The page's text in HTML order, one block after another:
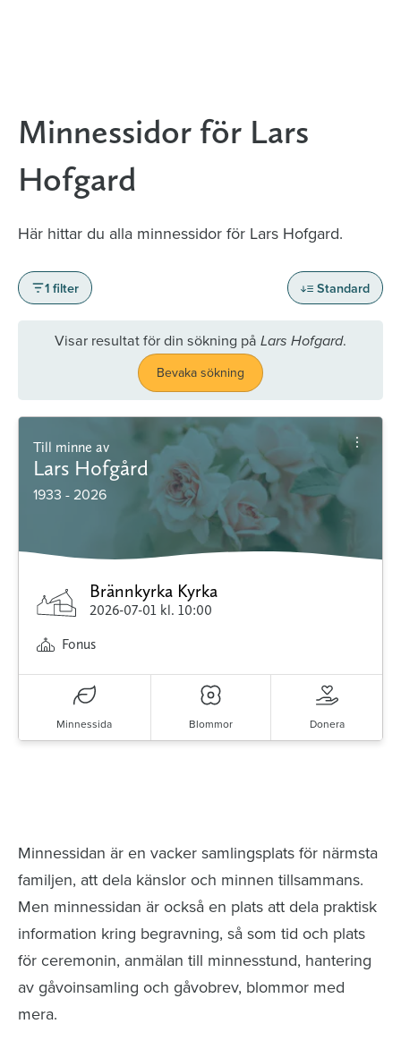
Minnessidor för Lars
Hofgard
Här hittar du alla minnessidor för Lars Hofgard.
1 filter Standard
Visar resultat för din sökning på Lars Hofgard.
Bevaka sökning
Till minne av
Lars Hofgård
1933 - 2026
Brännkyrka Kyrka
2026-07-01 kl. 10:00
Fonus
Minnessida Blommor Donera
Minnessidan är en vacker samlingsplats för närmsta
familjen, att dela känslor och minnen tillsammans.
Men minnessidan är också en plats att dela praktisk
information kring begravning, så som tid och plats
för ceremonin, anmälan till minnesstund, hantering
av gåvoinsamling och gåvobrev, blommor med
mera.